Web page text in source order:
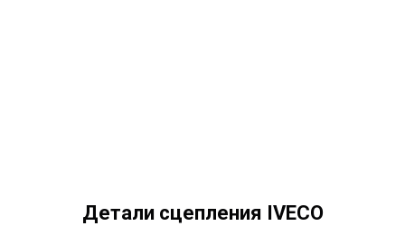
Детали сцепления IVECO